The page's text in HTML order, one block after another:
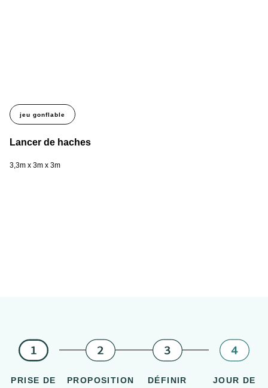
jeu gonflable
Lancer de haches
3,3m x 3m x 3m
PRISE DE
PROPOSITION
DÉFINIR
JOUR DE